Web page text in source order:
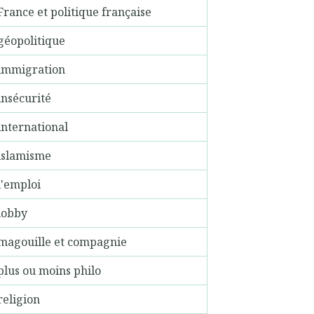
et politique française
et compagnie
ou moins philo